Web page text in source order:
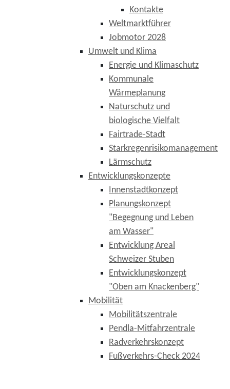
Kontakte
Weltmarktführer
Jobmotor 2028
Umwelt und Klima
Energie und Klimaschutz
Kommunale
Wärmeplanung
Naturschutz und
biologische Vielfalt
Fairtrade-Stadt
Starkregenrisikomanagement
Lärmschutz
Entwicklungskonzepte
Innenstadtkonzept
Planungskonzept
"Begegnung und Leben
am Wasser"
Entwicklung Areal
Schweizer Stuben
Entwicklungskonzept
"Oben am Knackenberg"
Mobilität
Mobilitätszentrale
Pendla-Mitfahrzentrale
Radverkehrskonzept
Fußverkehrs-Check 2024